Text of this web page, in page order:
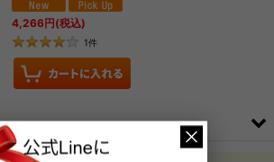
4,266 円(税込)
1件